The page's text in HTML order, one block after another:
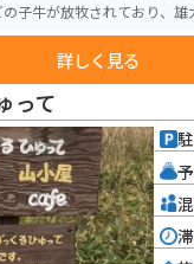
子牛が放牧されており、雄
クセスできます。
詳しく見る
って